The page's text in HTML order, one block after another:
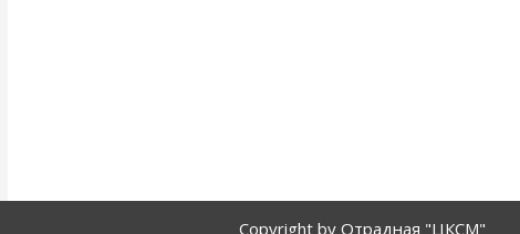
Copyright by Отрадная "ЦКСМ"